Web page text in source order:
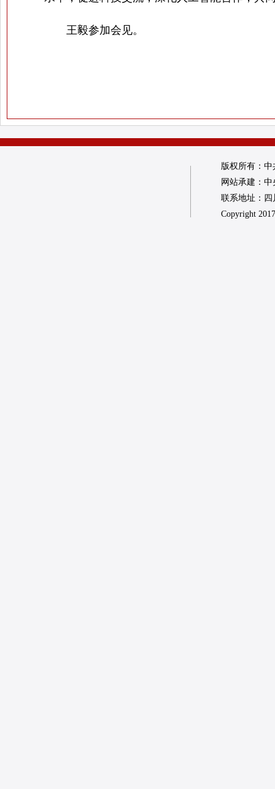
王毅参加会见。
版权所有：
网站承建：
联系地址：四
Copyright